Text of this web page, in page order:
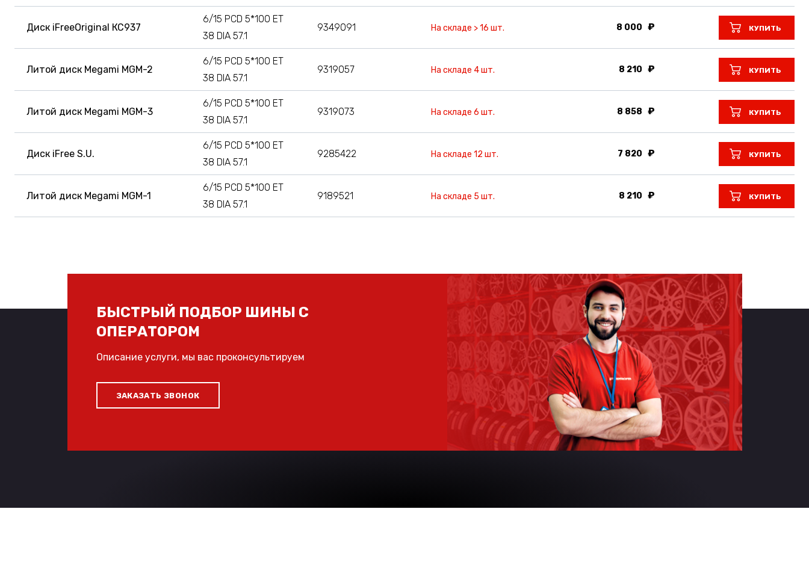
Диск iFreeOriginal КС937
6/15 PCD 5*100 ET
38 DIA 57.1
9349091 На складе > 16 шт. 8 000 КУПИТЬ
Литой диск Megami MGM-2
6/15 PCD 5*100 ET
38 DIA 57.1
9319057 На складе 4 шт. 8 210 КУПИТЬ
Литой диск Megami MGM-3
6/15 PCD 5*100 ET
38 DIA 57.1
9319073 На складе 6 шт. 8 858 КУПИТЬ
Диск iFree S.U.
6/15 PCD 5*100 ET
38 DIA 57.1
9285422 На складе 12 шт. 7 820 КУПИТЬ
Литой диск Megami MGM-1
6/15 PCD 5*100 ET
38 DIA 57.1
9189521 На складе 5 шт. 8 210 КУПИТЬ
БЫСТРЫЙ ПОДБОР ШИНЫ С
ОПЕРАТОРОМ
Описание услуги, мы вас проконсультируем
ЗАКАЗАТЬ ЗВОНОК